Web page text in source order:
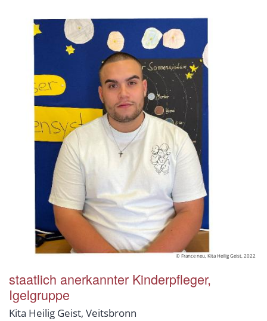
© France neu, Kita Heilig Geist, 2022
staatlich anerkannter Kinderpfleger,
Igelgruppe
Kita Heilig Geist, Veitsbronn